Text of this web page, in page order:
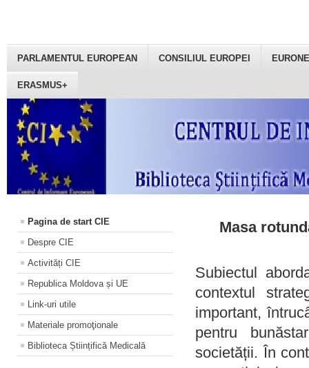
PARLAMENTUL EUROPEAN CONSILIUL EUROPEI
ERASMUS+
Pagina de start CIE
Despre CIE
Activități CIE
Republica Moldova și UE
Link-uri utile
Materiale promoţionale
Biblioteca Științifică Medicală
Masa
Subiectul
contextul
important,
pentru
societății. În